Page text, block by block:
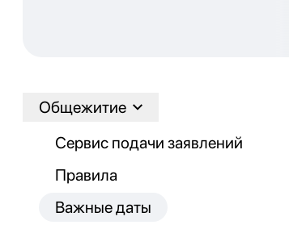
Общежитие
Сервис подачи заявлений
Правила
Важные даты